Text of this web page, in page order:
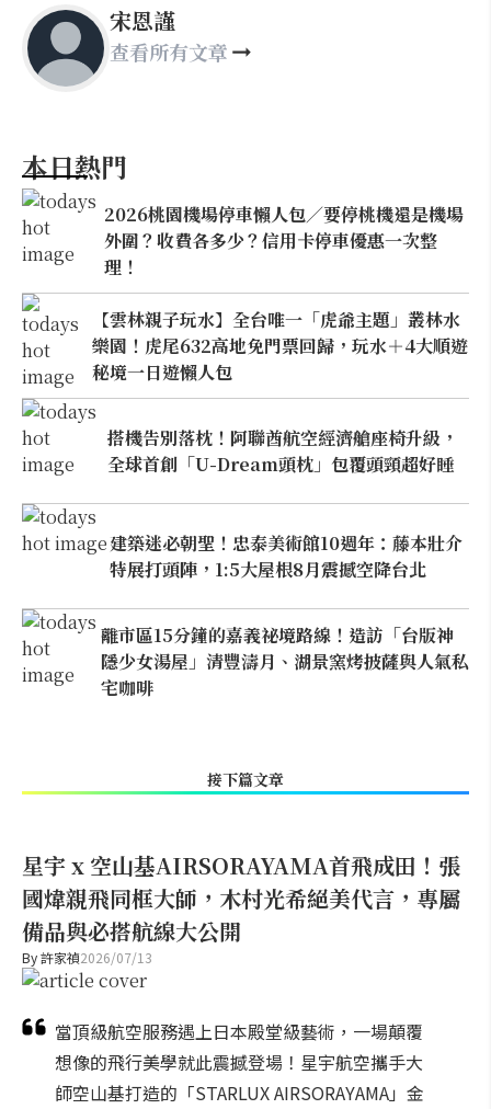
宋恩謹
查看所有文章
本日熱門
2026桃園機場停車懶人包／要停桃機還是機場
外圍？收費各多少？信用卡停車優惠一次整
理！
【雲林親子玩水】全台唯一「虎爺主題」叢林水
樂園！虎尾632高地免門票回歸，玩水＋4大順遊
秘境一日遊懶人包
搭機告別落枕！阿聯酋航空經濟艙座椅升級，
全球首創「U-Dream頭枕」包覆頭頸超好睡
建築迷必朝聖！忠泰美術館10週年：藤本壯介
特展打頭陣，1:5大屋根8月震撼空降台北
離市區15分鐘的嘉義祕境路線！造訪「台版神
隱少女湯屋」清豐濤月、湖景窯烤披薩與人氣私
宅咖啡
接下篇文章
星宇 x 空山基AIRSORAYAMA首飛成田！張
國煒親飛同框大師，木村光希絕美代言，專屬
備品與必搭航線大公開
By許家禎2026/07/13
當頂級航空服務遇上日本殿堂級藝術，一場顛覆
想像的飛行美學就此震撼登場！星宇航空攜手大
師空山基打造的「STARLUX AIRSORAYAMA」金